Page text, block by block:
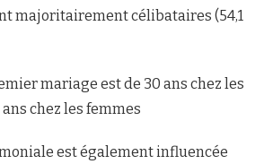
majoritairement célibataires (54,1
mariage est de 30 ans chez les
chez les femmes
est également influencée